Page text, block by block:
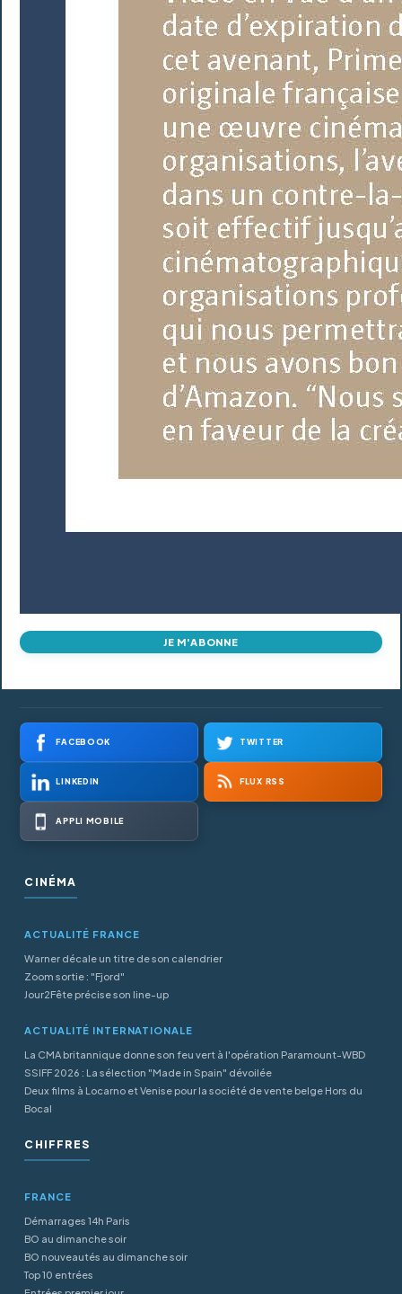
JE M'ABONNE
FACEBOOK TWITTER
LINKEDIN FLUX RSS
APPLI MOBILE
CINÉMA
ACTUALITÉ FRANCE
Warner décale un titre de son calendrier
Zoom sortie : "Fjord"
Jour2Fête précise son line-up
ACTUALITÉ INTERNATIONALE
La CMA britannique donne son feu vert à l'opération Paramount-WBD
SSIFF 2026 : La sélection "Made in Spain" dévoilée
Deux films à Locarno et Venise pour la société de vente belge Hors du
Bocal
CHIFFRES
FRANCE
Démarrages 14h Paris
BO au dimanche soir
BO nouveautés au dimanche soir
Top 10 entrées